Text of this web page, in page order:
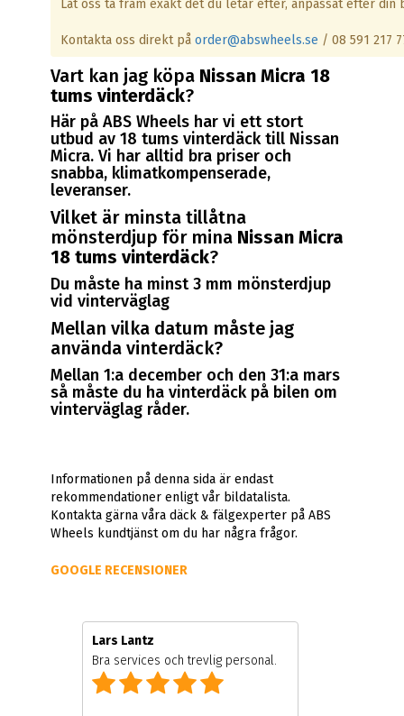
Låt oss ta fram exakt det du letar efter, anpassat efter din
Kontakta oss direkt på order@abswheels.se / 08 591 217
Vart kan jag köpa Nissan Micra 18
tums vinterdäck?
Här på ABS Wheels har vi ett stort
utbud av 18 tums vinterdäck till Nissan
Micra. Vi har alltid bra priser och
snabba, klimatkompenserade,
leveranser.
Vilket är minsta tillåtna
mönsterdjup för mina Nissan Micra
18 tums vinterdäck?
Du måste ha minst 3 mm mönsterdjup
vid vinterväglag
Mellan vilka datum måste jag
använda vinterdäck?
Mellan 1:a december och den 31:a mars
så måste du ha vinterdäck på bilen om
vinterväglag råder.
Informationen på denna sida är endast
rekommendationer enligt vår bildatalista.
Kontakta gärna våra däck & fälgexperter på ABS
Wheels kundtjänst om du har några frågor.
GOOGLE RECENSIONER
Lars Lantz
Bra services och trevlig personal.